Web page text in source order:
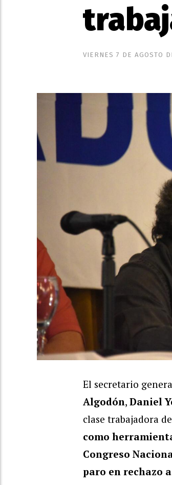
VIERNES 7 DE AGOSTO
El secretario
Algodón, Daniel
clase trabajadora
como
Congreso
paro en rechazo